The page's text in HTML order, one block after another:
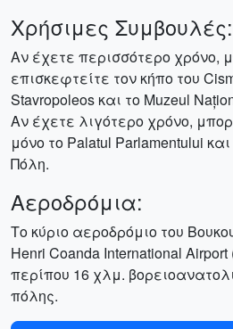
Χρήσιμες Συμβουλές:
Αν έχετε περισσότερο χρόνο,
επισκεφτείτε τον κήπο του
Stavropoleos και το Muzeul
Αν έχετε λιγότερο χρόνο,
μόνο το Palatul Parlamentului
Πόλη.
Αεροδρόμια:
Το κύριο αεροδρόμιο του
Henri Coanda International
περίπου 16 χλμ.
πόλης.